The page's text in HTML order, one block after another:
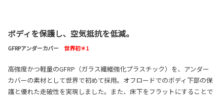
ボディを保護し、空気抵抗を低減。
GFRPアンダーカバー 世界初＊1
高強度かつ軽量のGFRP（ガラス繊維強化プラスチック）を、アンダー
カバーの素材として世界で初めて採用。オフロードでのボディ下部の保
護と優れた走破性を実現しました。また、床下をフラットにすることで